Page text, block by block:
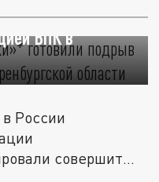
готовили
ВПК в
России
совершить